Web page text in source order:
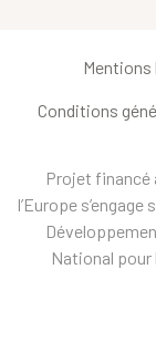
Mentions
Conditions
Projet financé
l’Europe
National pour